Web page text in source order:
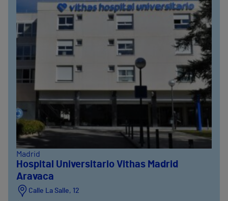
Madrid
Hospital Universitario Vithas Madrid
Aravaca
Calle La Salle, 12